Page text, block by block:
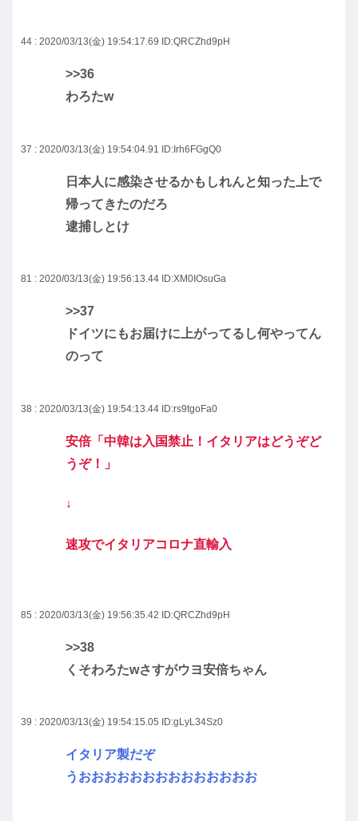
44 : 2020/03/13(金) 19:54:17.69 ID:QRCZhd9pH
>>36
わろたw
37 : 2020/03/13(金) 19:54:04.91 ID:Irh6FGgQ0
日本人に感染させるかもしれんと知った上で
帰ってきたのだろ
逮捕しとけ
81 : 2020/03/13(金) 19:56:13.44 ID:XM0IOsuGa
>>37
ドイツにもお届けに上がってるし何やってん
のって
38 : 2020/03/13(金) 19:54:13.44 ID:rs9tgoFa0
安倍「中韓は入国禁止！イタリアはどうぞど
うぞ！」
↓
速攻でイタリアコロナ直輸入
85 : 2020/03/13(金) 19:56:35.42 ID:QRCZhd9pH
>>38
くそわろたwさすがウヨ安倍ちゃん
39 : 2020/03/13(金) 19:54:15.05 ID:gLyL34Sz0
イタリア製だぞ
うおおおおおおおおおおおおおお